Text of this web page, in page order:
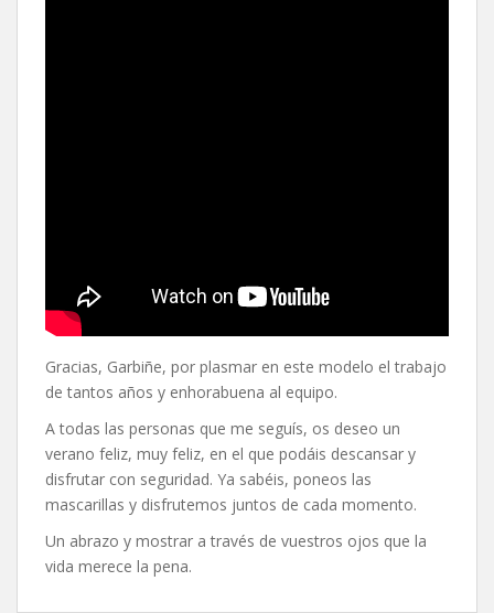
Gracias, Garbiñe, por plasmar en este modelo el trabajo
de tantos años y enhorabuena al equipo.
A todas las personas que me seguís, os deseo un
verano feliz, muy feliz, en el que podáis descansar y
disfrutar con seguridad. Ya sabéis, poneos las
mascarillas y disfrutemos juntos de cada momento.
Un abrazo y mostrar a través de vuestros ojos que la
vida merece la pena.